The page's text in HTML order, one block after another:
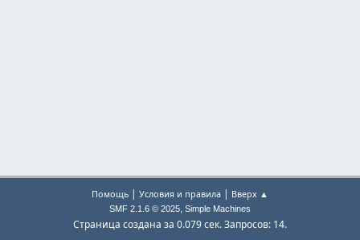
Помощь | Условия и правила | Вверх ▲
SMF 2.1.6 © 2025, Simple Machines
Страница создана за 0.079 сек. Запросов: 14.